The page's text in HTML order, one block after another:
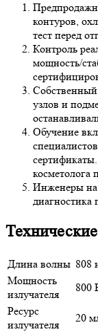
контуров,
тест перед
Контроль
мощность/
Собственный
узлов и
Обучение
косметолога
Инженеры на
диагностика
Длина волны 808
Мощность
излучателя
800
Ресурс
излучателя
20